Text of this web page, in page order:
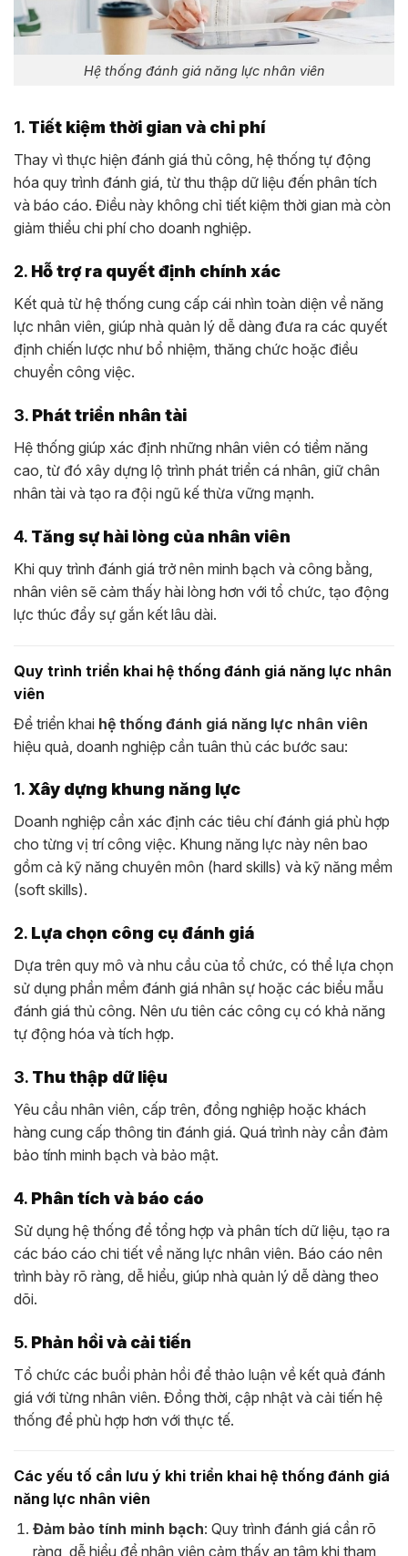
Hệ thống đánh giá năng lực nhân viên
1. Tiết kiệm thời gian và chi phí
Thay vì thực hiện đánh giá thủ công, hệ thống tự động
hóa quy trình đánh giá, từ thu thập dữ liệu đến phân tích
và báo cáo. Điều này không chỉ tiết kiệm thời gian mà còn
giảm thiểu chi phí cho doanh nghiệp.
2. Hỗ trợ ra quyết định chính xác
Kết quả từ hệ thống cung cấp cái nhìn toàn diện về năng
lực nhân viên, giúp nhà quản lý dễ dàng đưa ra các quyết
định chiến lược như bổ nhiệm, thăng chức hoặc điều
chuyển công việc.
3. Phát triển nhân tài
Hệ thống giúp xác định những nhân viên có tiềm năng
cao, từ đó xây dựng lộ trình phát triển cá nhân, giữ chân
nhân tài và tạo ra đội ngũ kế thừa vững mạnh.
4. Tăng sự hài lòng của nhân viên
Khi quy trình đánh giá trở nên minh bạch và công bằng,
nhân viên sẽ cảm thấy hài lòng hơn với tổ chức, tạo động
lực thúc đẩy sự gắn kết lâu dài.
Quy trình triển khai hệ thống đánh giá năng lực nhân
viên
Để triển khai hệ thống đánh giá năng lực nhân viên
hiệu quả, doanh nghiệp cần tuân thủ các bước sau:
1.Xây dựng khung năng lực
Doanh nghiệp cần xác định các tiêu chí đánh giá phù hợp
cho từng vị trí công việc. Khung năng lực này nên bao
gồm cả kỹ năng chuyên môn (hard skills) và kỹ năng mềm
(soft skills).
2. Lựa chọn công cụ đánh giá
Dựa trên quy mô và nhu cầu của tổ chức, có thể lựa chọn
sử dụng phần mềm đánh giá nhân sự hoặc các biểu mẫu
đánh giá thủ công. Nên ưu tiên các công cụ có khả năng
tự động hóa và tích hợp.
3. Thu thập dữ liệu
Yêu cầu nhân viên, cấp trên, đồng nghiệp hoặc khách
hàng cung cấp thông tin đánh giá. Quá trình này cần đảm
bảo tính minh bạch và bảo mật.
4. Phân tích và báo cáo
Sử dụng hệ thống để tổng hợp và phân tích dữ liệu, tạo ra
các báo cáo chi tiết về năng lực nhân viên. Báo cáo nên
trình bày rõ ràng, dễ hiểu, giúp nhà quản lý dễ dàng theo
dõi.
5. Phản hồi và cải tiến
Tổ chức các buổi phản hồi để thảo luận về kết quả đánh
giá với từng nhân viên. Đồng thời, cập nhật và cải tiến hệ
thống để phù hợp hơn với thực tế.
Các yếu tố cần lưu ý khi triển khai hệ thống đánh giá
năng lực nhân viên
Đảm bảo tính minh bạch: Quy trình đánh giá cần rõ
ràng, dễ hiểu để nhân viên cảm thấy an tâm khi tham